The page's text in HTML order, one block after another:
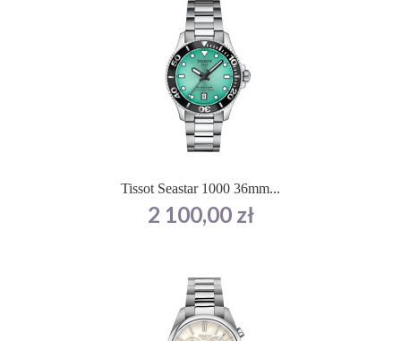
Tissot Seastar 1000 36mm...
Cena
2 100,00 zł